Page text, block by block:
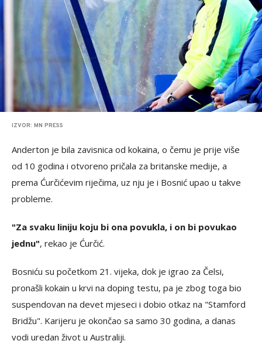
IZVOR: MN PRESS
Anderton je bila zavisnica od kokaina, o čemu je prije više
od 10 godina i otvoreno pričala za britanske medije, a
prema Ćurčićevim riječima, uz nju je i Bosnić upao u takve
probleme.
"Za svaku liniju koju bi ona povukla, i on bi povukao
jednu", rekao je Ćurčić.
Bosniću su početkom 21. vijeka, dok je igrao za Čelsi,
pronašli kokain u krvi na doping testu, pa je zbog toga bio
suspendovan na devet mjeseci i dobio otkaz na "Stamford
Bridžu". Karijeru je okončao sa samo 30 godina, a danas
vodi uredan život u Australiji.